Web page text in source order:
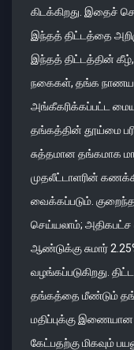
கிடக்கிறது. இதைச்
இந்தத் திட்டத்தை
இந்தத் திட்டத்தின்
நகைகள், தங்க
அங்கீகரிக்கப்பட்ட
தங்கத்தின் தூய்மை
சுத்தமான தங்கமாக
முதலீட்டாளரின்
வைக்கப்படும்.
செய்யலாம்; அதிகபட்ச
ஆண்டுக்கு சுமார்
வழங்கப்படுகிறது.
தங்கத்தை மீண்டும்
மதிப்புக்கு
கேட்பதற்கு மிகவும்